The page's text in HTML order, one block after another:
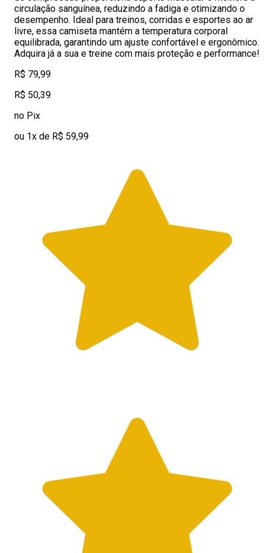
circulação sanguínea, reduzindo a fadiga e otimizando o
desempenho. Ideal para treinos, corridas e esportes ao ar
livre, essa camiseta mantém a temperatura corporal
equilibrada, garantindo um ajuste confortável e ergonômico.
Adquira já a sua e treine com mais proteção e performance!
R$ 79,99
R$ 50,39
no Pix
ou 1x de R$ 59,99